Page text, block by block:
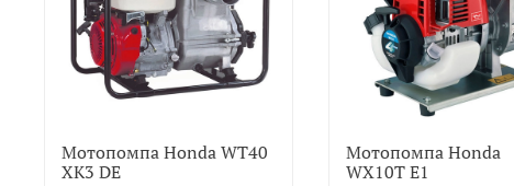
Мотопомпа Honda WT40
XK3 DE
Мотопомпа Honda
WX10T E1